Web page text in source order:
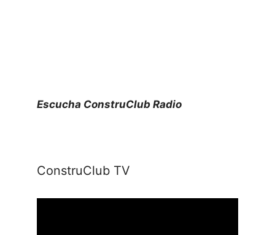
Escucha ConstruClub Radio
ConstruClub TV